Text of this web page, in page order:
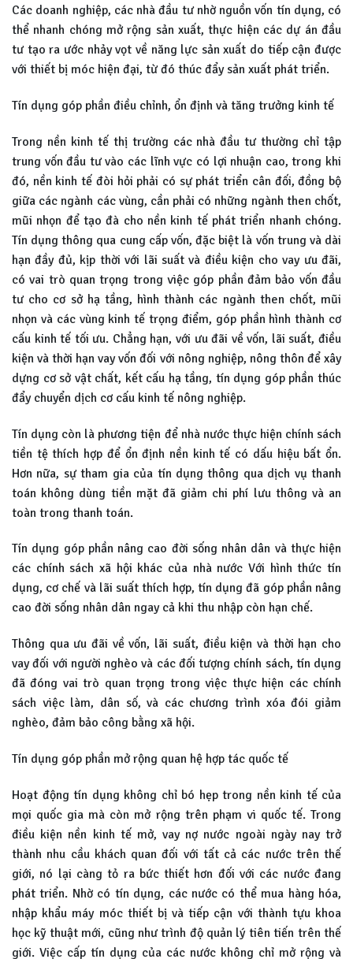
Các doanh nghiệp, các nhà đầu tư nhờ nguồn vốn tín dụng, có
thể nhanh chóng mở rộng sản xuất, thực hiện các dự án đầu
tư tạo ra ước nhảy vọt về năng lực sản xuất do tiếp cận được
với thiết bị móc hiện đại, từ đó thúc đẩy sản xuất phát triển.
Tín dụng góp phần điều chỉnh, ổn định và tăng trưởng kinh tế
Trong nền kinh tế thị trường các nhà đầu tư thường chỉ tập
trung vốn đầu tư vào các lĩnh vực có lợi nhuận cao, trong khi
đó, nền kinh tế đòi hỏi phải có sự phát triển cân đối, đồng bộ
giữa các ngành các vùng, cần phải có những ngành then chốt,
mũi nhọn để tạo đà cho nền kinh tế phát triển nhanh chóng.
Tín dụng thông qua cung cấp vốn, đặc biệt là vốn trung và dài
hạn đầy đủ, kịp thời với lãi suất và điều kiện cho vay ưu đãi,
có vai trò quan trọng trong việc góp phần đảm bảo vốn đầu
tư cho cơ sở hạ tầng, hình thành các ngành then chốt, mũi
nhọn và các vùng kinh tế trọng điểm, góp phần hình thành cơ
cấu kinh tế tối ưu. Chẳng hạn, với ưu đãi về vốn, lãi suất, điều
kiện và thời hạn vay vốn đối với nông nghiệp, nông thôn để xây
dựng cơ sở vật chất, kết cấu hạ tầng, tín dụng góp phần thúc
đẩy chuyển dịch cơ cấu kinh tế nông nghiệp.
Tín dụng còn là phương tiện để nhà nước thực hiện chính sách
tiền tệ thích hợp để ổn định nền kinh tế có dấu hiệu bất ổn.
Hơn nữa, sự tham gia của tín dụng thông qua dịch vụ thanh
toán không dùng tiền mặt đã giảm chi phí lưu thông và an
toàn trong thanh toán.
Tín dụng góp phần nâng cao đời sống nhân dân và thực hiện
các chính sách xã hội khác của nhà nước Với hình thức tín
dụng, cơ chế và lãi suất thích hợp, tín dụng đã góp phần nâng
cao đời sống nhân dân ngay cả khi thu nhập còn hạn chế.
Thông qua ưu đãi về vốn, lãi suất, điều kiện và thời hạn cho
vay đối với người nghèo và các đối tượng chính sách, tín dụng
đã đóng vai trò quan trọng trong việc thực hiện các chính
sách việc làm, dân số, và các chương trình xóa đói giảm
nghèo, đảm bảo công bằng xã hội.
Tín dụng góp phần mở rộng quan hệ hợp tác quốc tế
Hoạt động tín dụng không chỉ bó hẹp trong nền kinh tế của
mọi quốc gia mà còn mở rộng trên phạm vi quốc tế. Trong
điều kiện nền kinh tế mở, vay nợ nước ngoài ngày nay trở
thành nhu cầu khách quan đối với tất cả các nước trên thế
giới, nó lại càng tỏ ra bức thiết hơn đối với các nước đang
phát triển. Nhờ có tín dụng, các nước có thể mua hàng hóa,
nhập khẩu máy móc thiết bị và tiếp cận với thành tựu khoa
học kỹ thuật mới, cũng như trình độ quản lý tiên tiến trên thế
giới. Việc cấp tín dụng của các nước không chỉ mở rộng và